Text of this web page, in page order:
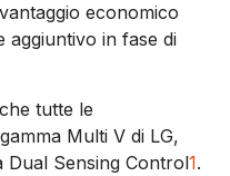
economico
aggiuntivo in fase di
tutte le
Multi V di LG,
Dual Sensing Control1.